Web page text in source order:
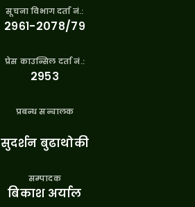
सूचना विभाग दर्ता नं.:
२९६१-२०७८/७९
प्रेस काउन्सिल दर्ता नं.:
२९५३
प्रबन्ध सन्चालक
सुदर्शन बुढाथोकी
सम्पादक
बिकाश अर्याल